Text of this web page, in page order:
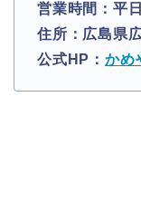
営業時間：平
住所：広島県
公式HP： かめ